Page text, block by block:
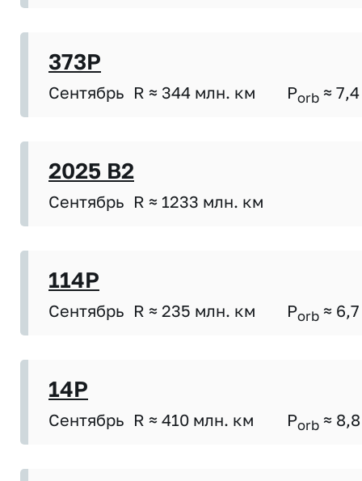
373P
Сентябрь R ≈ 344 млн. км Porb ≈ 7,4
2025 B2
Сентябрь R ≈ 1233 млн. км
114P
Сентябрь R ≈ 235 млн. км Porb ≈ 6,7
14P
Сентябрь R ≈ 410 млн. км Porb ≈ 8,8